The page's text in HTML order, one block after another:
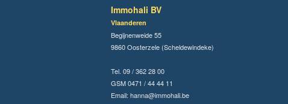
Immohali BV
Vlaanderen
Begijnenweide 55
9860 Oosterzele (Scheldewindeke)
Tel. 09 / 362 28 00
GSM 0471 / 44 44 11
Email: hanna@immohali.be